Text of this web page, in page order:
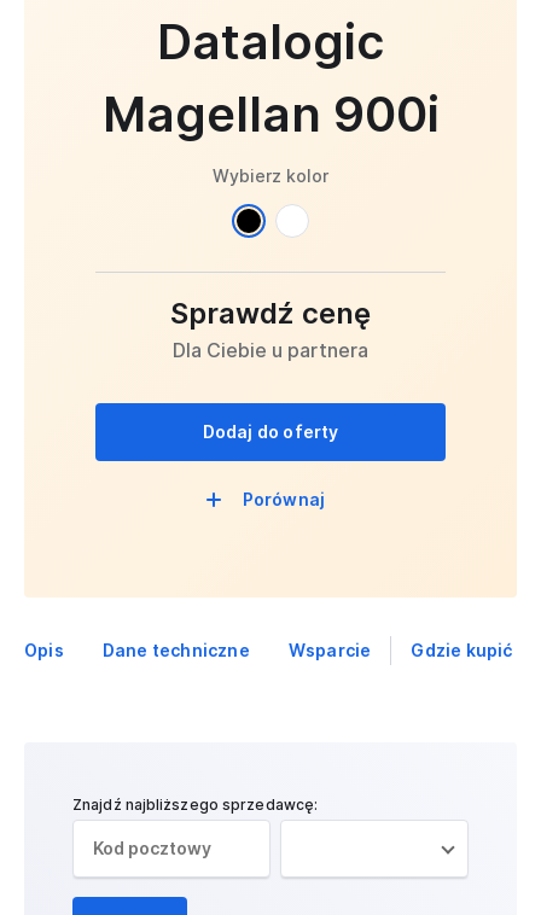
Datalogic
Magellan 900i
Wybierz kolor
Sprawdź cenę
Dla Ciebie u partnera
Dodaj do oferty
Porównaj
Opis Dane techniczne Wsparcie Gdzie kupić
Znajdź najbliższego sprzedawcę: